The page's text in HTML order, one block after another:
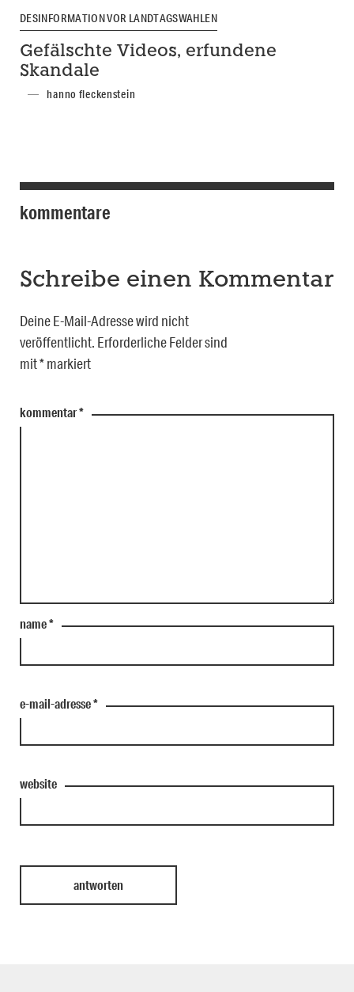
DESINFORMATION VOR LANDTAGSWAHLEN
Gefälschte Videos, erfundene
Skandale
hanno fleckenstein
kommentare
Schreibe einen Kommentar
Deine E-Mail-Adresse wird nicht
veröffentlicht. Erforderliche Felder sind
mit*markiert
kommentar*
name*
e-mail-adresse*
website